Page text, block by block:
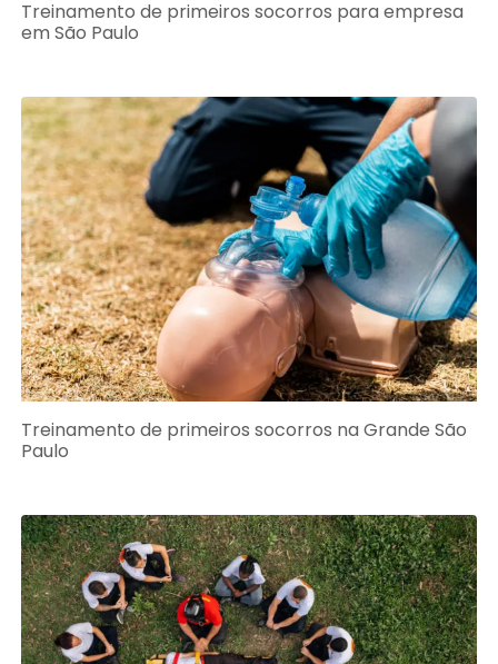
Treinamento de primeiros socorros para empresa
em São Paulo
Treinamento de primeiros socorros na Grande São
Paulo